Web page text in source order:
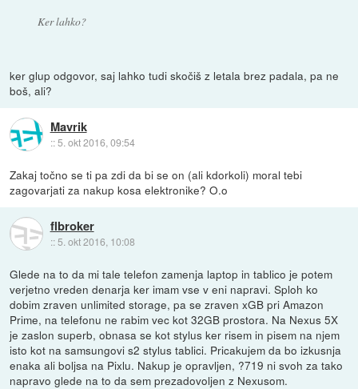
Ker lahko?
ker glup odgovor, saj lahko tudi skočiš z letala brez padala, pa ne
boš, ali?
Mavrik
::5. okt 2016, 09:54
Zakaj točno se ti pa zdi da bi se on (ali kdorkoli) moral tebi
zagovarjati za nakup kosa elektronike? O.o
flbroker
:: 5. okt 2016, 10:08
Glede na to da mi tale telefon zamenja laptop in tablico je potem
verjetno vreden denarja ker imam vse v eni napravi. Sploh ko
dobim zraven unlimited storage, pa se zraven xGB pri Amazon
Prime, na telefonu ne rabim vec kot 32GB prostora. Na Nexus 5X
je zaslon superb, obnasa se kot stylus ker risem in pisem na njem
isto kot na samsungovi s2 stylus tablici. Pricakujem da bo izkusnja
enaka ali boljsa na Pixlu. Nakup je opravljen, ?719 ni svoh za tako
napravo glede na to da sem prezadovoljen z Nexusom.